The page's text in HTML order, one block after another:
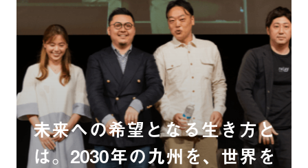
未来への希望となる生き方と
は。2030年の九州を、世界を